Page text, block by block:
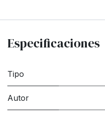
Especificaciones
Tipo
Autor